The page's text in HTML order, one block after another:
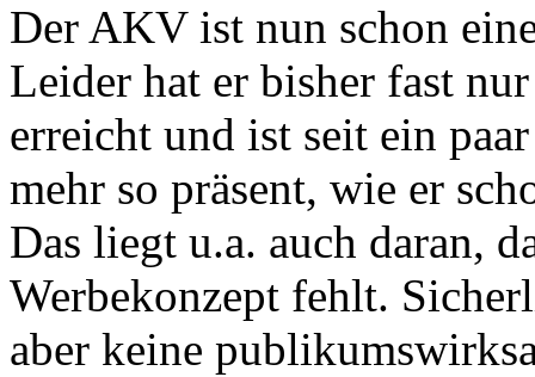
Der AKV ist nun schon
Leider hat er bisher fast
erreicht und ist seit ein
mehr so präsent, wie er
Das liegt u.a. auch daran,
Werbekonzept fehlt.
aber keine